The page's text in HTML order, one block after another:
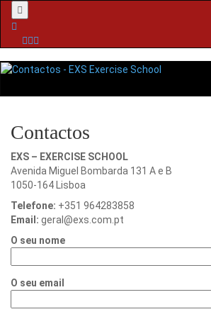
Menu
Contactos
EXS – EXERCISE SCHOOL
Avenida Miguel Bombarda 131 A e B
1050-164 Lisboa
Telefone: +351 964283858
Email: geral@exs.com.pt
O seu nome
O seu email